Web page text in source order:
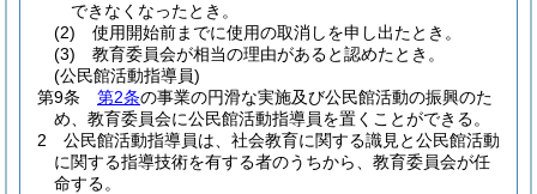
できなくなったとき。
(2)
使用開始前までに使用の取消しを申し出たとき。
(3)
教育委員会が相当の理由があると認めたとき。
(公民館活動指導員)
第9条
第2条の事業の円滑な実施及び公民館活動の振興のた
め、教育委員会に公民館活動指導員を置くことができる。
2
公民館活動指導員は、社会教育に関する識見と公民館活動
に関する指導技術を有する者のうちから、教育委員会が任
命する。